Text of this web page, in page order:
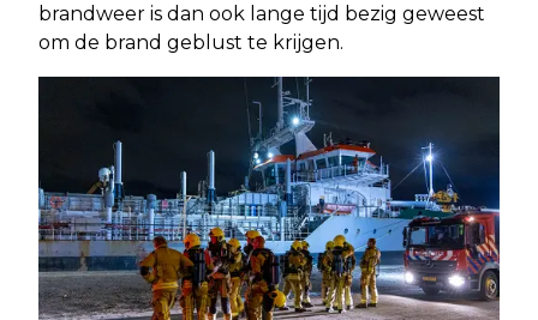
brandweer is dan ook lange tijd bezig geweest
om de brand geblust te krijgen.